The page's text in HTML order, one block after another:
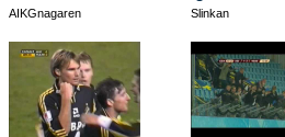
AIKGnagaren
drömmål 2013
Slinkan